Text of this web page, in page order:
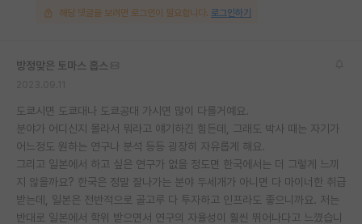
해당 댓글을 보려면 로그인이 필요합니다. 로그인하기
방정맞은 토마스 홉스
도쿄시면 도쿄대나 도쿄공대 가시면 많이 다를거예요.
분야가 어디신지 몰라서 뭐라고 얘기하긴 힘든데, 그래도 박사 때는 자기가
어느정도 원하는 연구나 분석 등등 굉장히 자유롭게 해요.
그리고 일본에서 하고 싶은 연구가 없을 정도면 한국에서는 더 그렇게 느끼
지 않을까요? 한국은 정말 잘나가는 분야 두세개가 아니면 다 마이너한 취급
받는데, 일본은 전반적으로 골고루 다 투자하고 인프라도 좋으니까요. 저는
반대로 일본에서 학위 받으면서 연구의 자율성이 훨씬 뛰어나다고 느꼈습니